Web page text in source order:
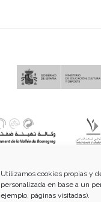
Utilizamos cookies propias y
personalizada en base a un
ejemplo, páginas visitadas).
E-mail:info@funci.org